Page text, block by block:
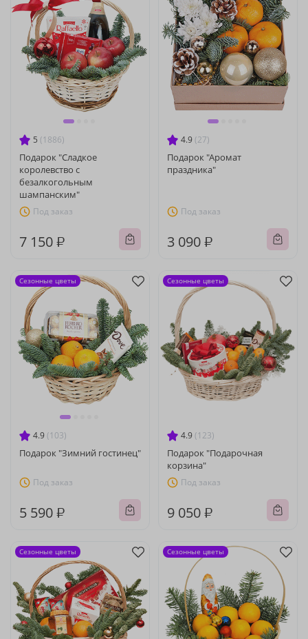
5 (1886)
Подарок "Сладкое
королевство с
безалкогольным
шампанским"
Под заказ
7 150 ₽
4.9 (27)
Подарок "Аромат
праздника"
Под заказ
3 090 ₽
4.9 (103)
Подарок "Зимний гостинец"
Под заказ
5 590 ₽
Сезонные цветы
4.9 (123)
Подарок "Подарочная
корзина"
Под заказ
9 050 ₽
Сезонные цветы
Сезонные цветы Сезонные цветы